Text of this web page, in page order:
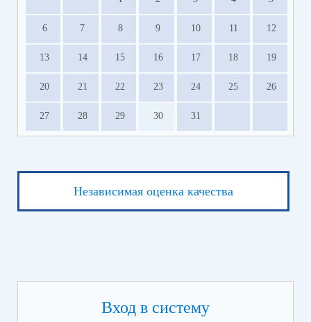
6 7 8 9 10 11 12
13 14 15 16 17 18 19
20 21 22 23 24 25 26
27 28 29 30 31
Независимая оценка качества
Вход в систему